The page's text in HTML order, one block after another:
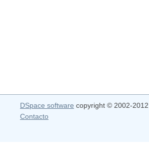
DSpace software copyright © 2002-2012
Contacto